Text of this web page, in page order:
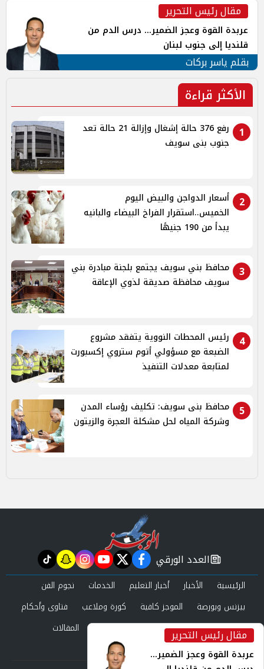
مقال رئيس التحرير
عربدة القوة وعجز الضمير... درس الدم من
قلنديا إلى جنوب لبنان
بقلم ياسر بركات
الأكثر قراءة
1
رفع 376 حالة إشغال وإزالة 21 حالة تعد
جنوب بنى سويف
2
أسعار الدواجن والبيض اليوم
الخميس..استقرار الفراخ البيضاء والبانيه
يبدأ من 190 جنيهًا
3
محافظ بني سويف يجتمع بلجنة مبادرة بني
سويف محافظة صديقة لذوي الإعاقة
4
رئيس المحطات النووية يتفقد مشروع
الضبعة مع مسؤولي أتوم ستروي إكسبورت
لمتابعة معدلات التنفيذ
5
محافظ بنى سويف: تكليف رؤساء المدن
وشركة المياه لحل مشكلة العجرة والزيتون
مقال رئيس التحرير
عربدة القوة وعجز الضمير...
newspaper
العدد الورقي facebook
twitter
youtube
instagram
snapchat
tiktok
الرئيسية الأخبار أخبار التعليم الخدمات
نجوم الفن
بيزنس وبورصة
الموجز كافية كورة وملاعب
فتاوى وأحكام
صحة وجمال
عرب وعالم حوادث ومحاكم
المقالات
العدد الورقي